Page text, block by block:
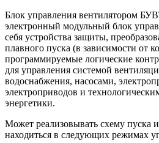
Блок управления вентилятором
электронный модульный блок
себя устройства защиты,
плавного пуска (в зависимости от
программируемые логические
для управления системой
водоснабжения, насосами,
электроприводов и
энергетики.
Может реализовывать схему пуска
находиться в следующих режимах